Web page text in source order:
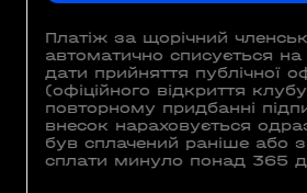
Платіж за щорічний
автоматично списується
дати прийняття публічної
(офіційного відкриття
повторному придбанні
внесок нараховується
був сплачений раніше або
сплати минуло понад 365